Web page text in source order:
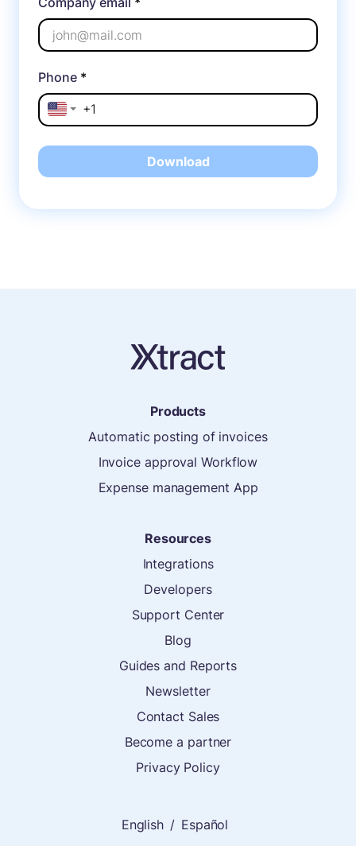
Phone *
Download
Products
Automatic posting of invoices
Invoice approval Workflow
Expense management App
Resources
Integrations
Developers
Support Center
Blog
Guides and Reports
Newsletter
Contact Sales
Become a partner
Privacy Policy
English / Español